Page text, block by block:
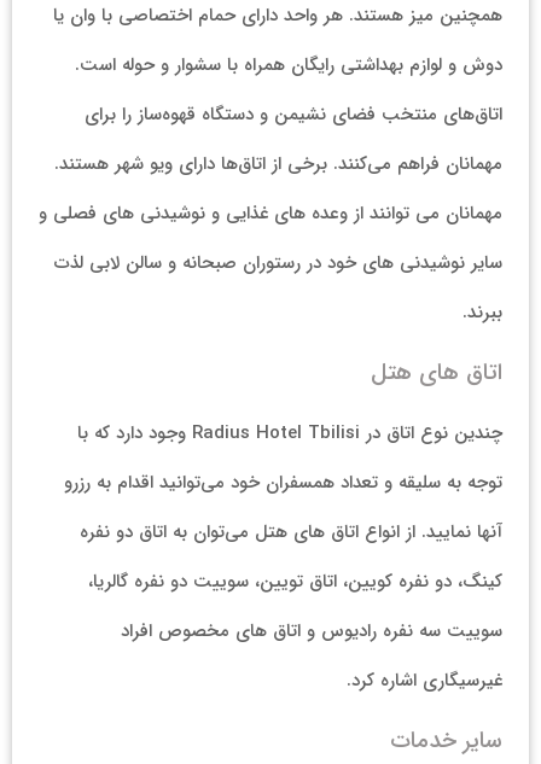
همچنین میز هستند. هر واحد دارای حمام اختصاصی با وان یا
دوش و لوازم بهداشتی رایگان همراه با سشوار و حوله است.
اتاق‌های منتخب فضای نشیمن و دستگاه قهوه‌ساز را برای
مهمانان فراهم می‌کنند. برخی از اتاق‌ها دارای ویو شهر هستند.
مهمانان می توانند از وعده های غذایی و نوشیدنی های فصلی و
سایر نوشیدنی های خود در رستوران صبحانه و سالن لابی لذت
ببرند.
اتاق های هتل
چندین نوع اتاق در Radius Hotel Tbilisi وجود دارد که با
توجه به سلیقه و تعداد همسفران خود می‌توانید اقدام به رزرو
آنها نمایید. از انواع اتاق های هتل می‌توان به اتاق دو نفره
کینگ، دو نفره کویین، اتاق تویین، سوییت دو نفره گالریا،
سوییت سه نفره رادیوس و اتاق های مخصوص افراد
غیرسیگاری اشاره کرد.
سایر خدمات